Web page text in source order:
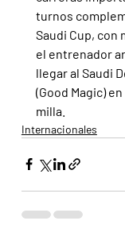
turnos
Saudi Cup,
el entrenador
llegar al Saudi
(Good Magic)
milla.
Internacionales